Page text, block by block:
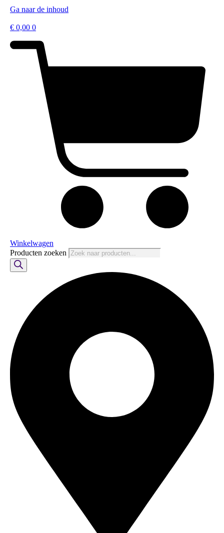
Ga naar de inhoud
€ 0,00 0
Winkelwagen
Producten zoeken